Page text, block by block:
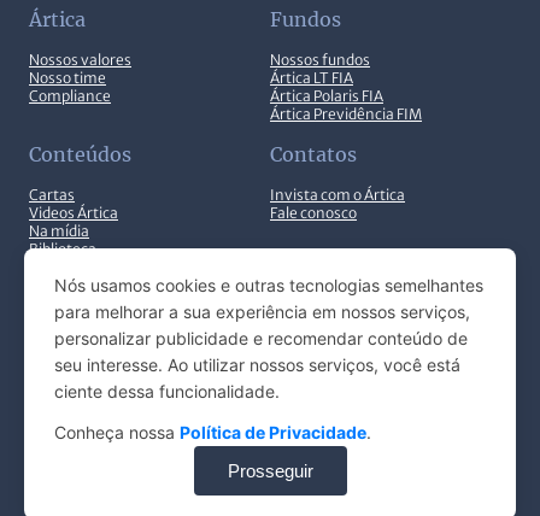
Epistemologia nos investimentos
Caros investidores, O Brasil tem uma cultura apegada ao
empirismo. Aqui se fala que “na prática, a teoria é outra”.…
Ler mais
Ártica
Nossos valores
Nosso time
Compliance
Fundos
Nossos fundos
Ártica LT FIA
Ártica Polaris FIA
Ártica Previdência FIM
Conteúdos
Cartas
Videos Ártica
Na mídia
Biblioteca
Contatos
Invista com o Ártica
Fale conosco
© ARTICA INVESTIMENTOS 2025. TODOS OS DIREITOS
RESERVADOS.
Configurações de cookies EN
Nós usamos cookies e outras tecnologias semelhantes
para melhorar a sua experiência em nossos serviços,
personalizar publicidade e recomendar conteúdo de
seu interesse. Ao utilizar nossos serviços, você está
ciente dessa funcionalidade.
Conheça nossa Política de Privacidade.
Prosseguir